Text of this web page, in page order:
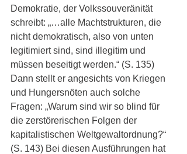
Demokratie, der Volkssouveränität
schreibt: „…alle Machtstrukturen, die
nicht demokratisch, also von unten
legitimiert sind, sind illegitim und
müssen beseitigt werden.“ (S. 135)
Dann stellt er angesichts von Kriegen
und Hungersnöten auch solche
Fragen: „Warum sind wir so blind für
die zerstörerischen Folgen der
kapitalistischen Weltgewaltordnung?“
(S. 143) Bei diesen Ausführungen hat